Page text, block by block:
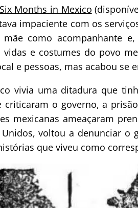
Six Months in Mexico
impaciente com os
como acompanhante
e costumes do povo
e pessoas, mas acabou se
vivia uma ditadura que
criticaram o governo, a
mexicanas ameaçaram
voltou a denunciar o
que viveu como